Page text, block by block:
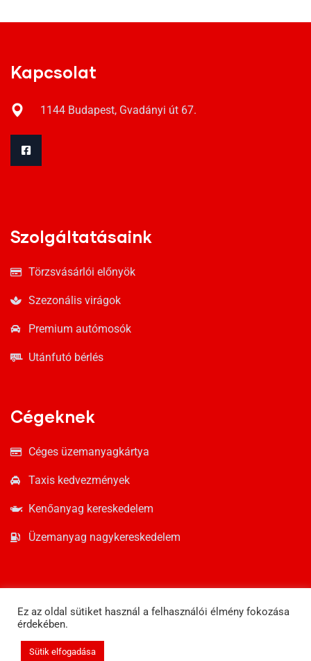
Kapcsolat
1144 Budapest, Gvadányi út 67.
Szolgáltatásaink
Törzsvásárlói előnyök
Szezonális virágok
Premium autómosók
Utánfutó bérlés
Cégeknek
Céges üzemanyagkártya
Taxis kedvezmények
Kenőanyag kereskedelem
Üzemanyag nagykereskedelem
Ez az oldal sütiket használ a felhasználói élmény fokozása
érdekében.
Sütik elfogadása